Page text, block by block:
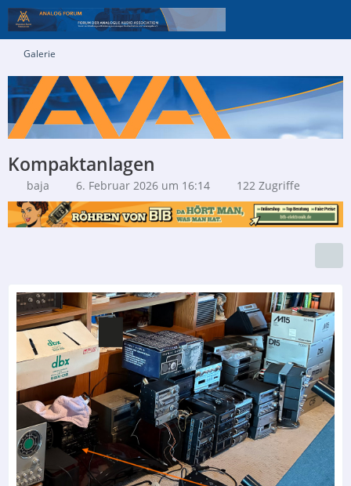
Galerie
Kompaktanlagen
baja 6. Februar 2026 um 16:14 122 Zugriffe